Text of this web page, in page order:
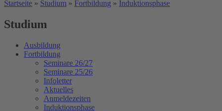
Startseite » Studium » Fortbildung » Induktionsphase
Studium
Ausbildung
Fortbildung
Seminare 26/27
Seminare 25/26
Infoletter
Aktuelles
Anmeldezeiten
Induktionsphase